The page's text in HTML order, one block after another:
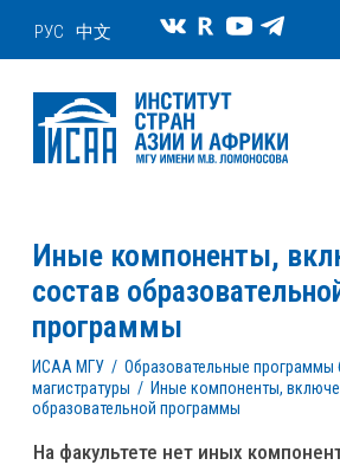
РУС 中文
Иные компоненты,
состав
программы
ИСАА МГУ / Образовательные программы
магистратуры / Иные компоненты,
образовательной программы
На факультете нет иных